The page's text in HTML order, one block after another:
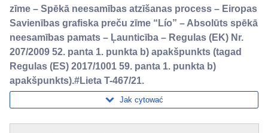
zīme – Spēkā neesamības atzīšanas process – Eiropas
Savienības grafiska preču zīme “Lío” – Absolūts spēkā
neesamības pamats – Ļaunticība – Regulas (EK) Nr.
207/2009 52. panta 1. punkta b) apakšpunkts (tagad
Regulas (ES) 2017/1001 59. panta 1. punkta b)
apakšpunkts).#Lieta T-467/21.
Jak cytować